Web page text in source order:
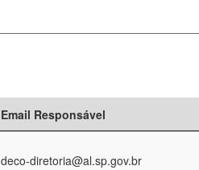
Email Responsável
deco-diretoria@al.sp.gov.br